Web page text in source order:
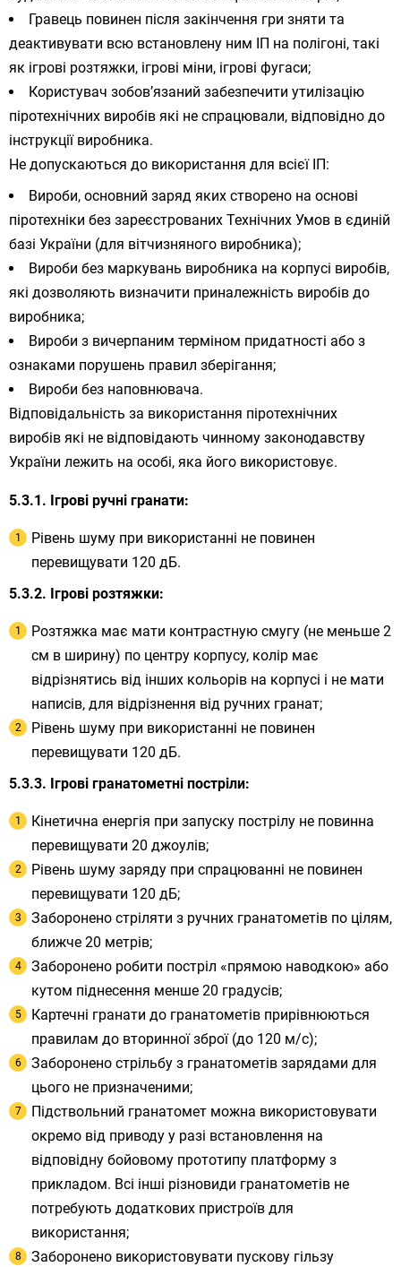
Гравець повинен після закінчення гри зняти та
деактивувати всю встановлену ним ІП на полігоні, такі
як ігрові розтяжки, ігрові міни, ігрові фугаси;
Користувач зобов’язаний забезпечити утилізацію
піротехнічних виробів які не спрацювали, відповідно до
інструкції виробника.
Не допускаються до використання для всієї ІП:
Вироби, основний заряд яких створено на основі
піротехніки без зареєстрованих Технічних Умов в єдиній
базі України (для вітчизняного виробника);
Вироби без маркувань виробника на корпусі виробів,
які дозволяють визначити приналежність виробів до
виробника;
Вироби з вичерпаним терміном придатності або з
ознаками порушень правил зберігання;
Вироби без наповнювача.
Відповідальність за використання піротехнічних
виробів які не відповідають чинному законодавству
України лежить на особі, яка його використовує.
Ігрові ручні гранати:
Рівень шуму при використанні не повинен
перевищувати 120 дБ.
Ігрові розтяжки:
Розтяжка має мати контрастную смугу (не меньше 2
см в ширину) по центру корпусу, колір має
відрізнятись від інших кольорів на корпусі і не мати
написів, для відрізнення від ручних гранат;
Рівень шуму при використанні не повинен
перевищувати 120 дБ.
Ігрові гранатометні постріли:
Кінетична енергія при запуску пострілу не повинна
перевищувати 20 джоулів;
Рівень шуму заряду при спрацюванні не повинен
перевищувати 120 дБ;
Заборонено стріляти з ручних гранатометів по цілям,
ближче 20 метрів;
Заборонено робити постріл «прямою наводкою» або
кутом піднесення менше 20 градусів;
Картечні гранати до гранатометів прирівнюються
правилам до вторинної зброї (до 120 м/с);
Заборонено стрільбу з гранатометів зарядами для
цього не призначеними;
Підствольний гранатомет можна використовувати
окремо від приводу у разі встановлення на
відповідну бойовому прототипу платформу з
прикладом. Всі інші різновиди гранатометів не
потребують додаткових пристроїв для
використання;
Заборонено використовувати пускову гільзу